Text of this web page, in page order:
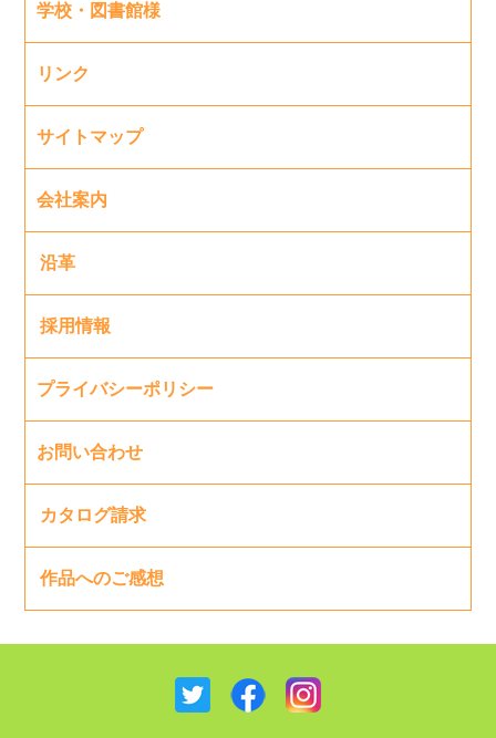
学校・図書館様
リンク
サイトマップ
会社案内
沿革
採用情報
プライバシーポリシー
お問い合わせ
カタログ請求
作品へのご感想